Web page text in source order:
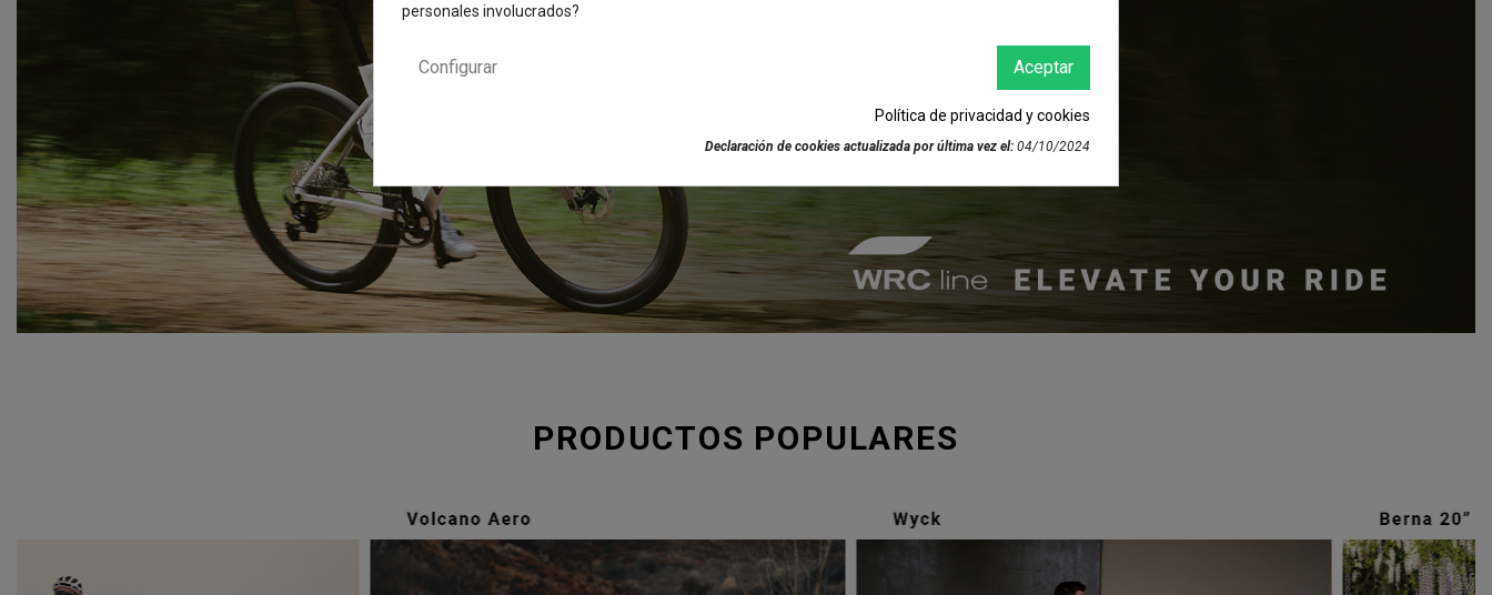
PRODUCTOS POPULARES
personales involucrados?
Aceptar
Configurar
Política de privacidad y cookies
Declaración de cookies actualizada por última vez el: 04/10/2024